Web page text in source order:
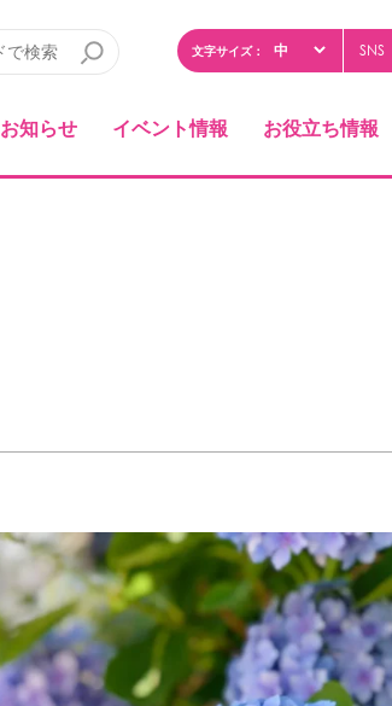
文字サイズ： SNS
お知らせ イベント情報 お役立ち情報